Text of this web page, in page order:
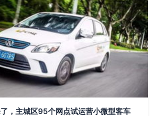
，主城区95个网点试运营小微型客车